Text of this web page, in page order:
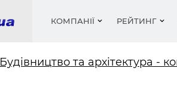
КОМПАНІЇ РЕЙТИНГ
Будівництво та архітектура -